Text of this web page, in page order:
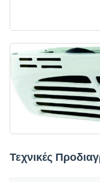
Τεχνικές